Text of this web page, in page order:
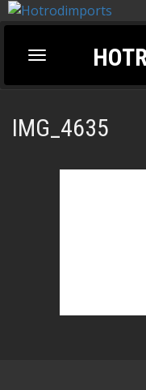
Toggle
navigation
IMG_4635